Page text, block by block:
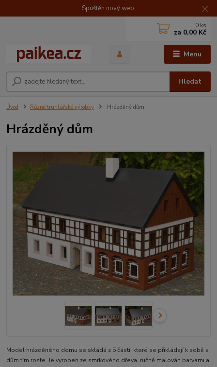
Spuštěn nový web.
Menu
Hledat
0 ks
za 0,00 Kč
Úvod Různé truhlářské výrobky Hrázděný dům
Hrázděný dům
Model hrázděného domu se skládá z 5 částí, které se přikládají k sobě a
dům tím roste. Je vyroben ze smrkového dřeva, ručně malován barvami a